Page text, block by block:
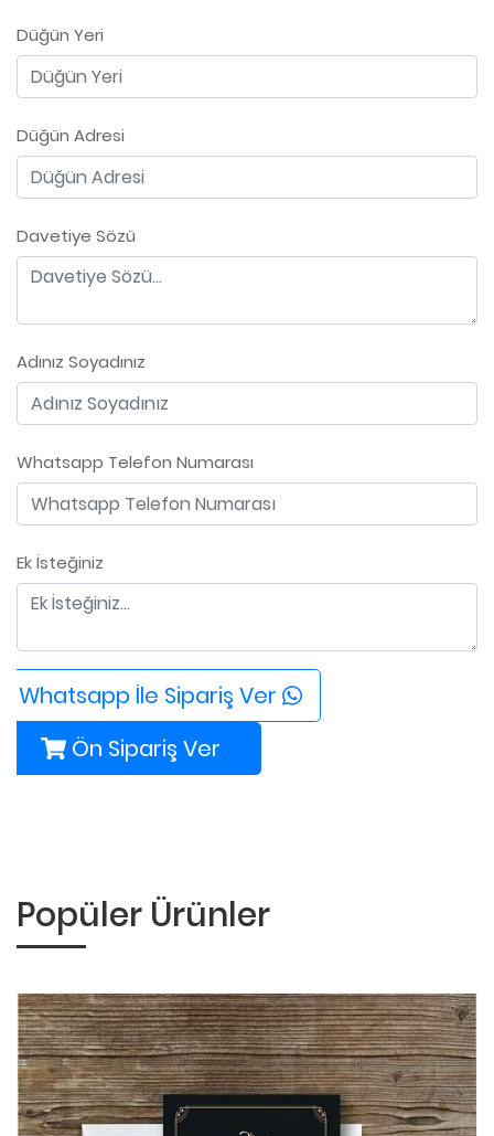
Düğün Yeri
Düğün Adresi
Davetiye Sözü
Adınız Soyadınız
Whatsapp Telefon Numarası
Ek İsteğiniz
Whatsapp İle Sipariş Ver
Ön Sipariş Ver
Popüler Ürünler